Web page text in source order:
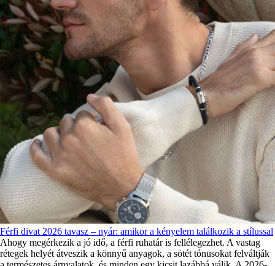
Férfi divat 2026 tavasz – nyár: amikor a kényelem találkozik a stílussal
Ahogy megérkezik a jó idő, a férfi ruhatár is fellélegezhet. A vastag
rétegek helyét átveszik a könnyű anyagok, a sötét tónusokat felváltják